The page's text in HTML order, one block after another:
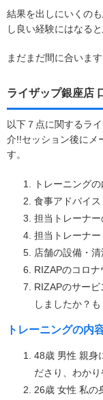
結果を出しにいくの
し良い経験にはなると
まだまだ間に合いま
ライザップ銀座店
以下７点に関するラ
介!!セッション後にメ
す。
トレーニング
食事アドバイ
担当トレーナ
担当トレーナ
店舗の設備・
RIZAPのコロ
RIZAPのサー
しましたか？
トレーニングの内
48歳 男性 親身
ださり、わかり
26歳 女性 私の